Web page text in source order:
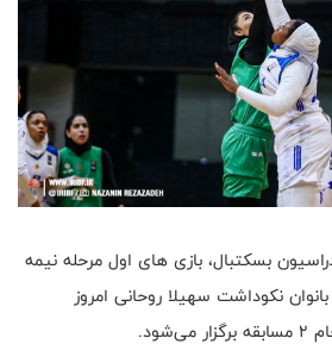
بسکتبال، بازی های اول مرحله نیمه
نکوداشت سهیلا روحانی امروز